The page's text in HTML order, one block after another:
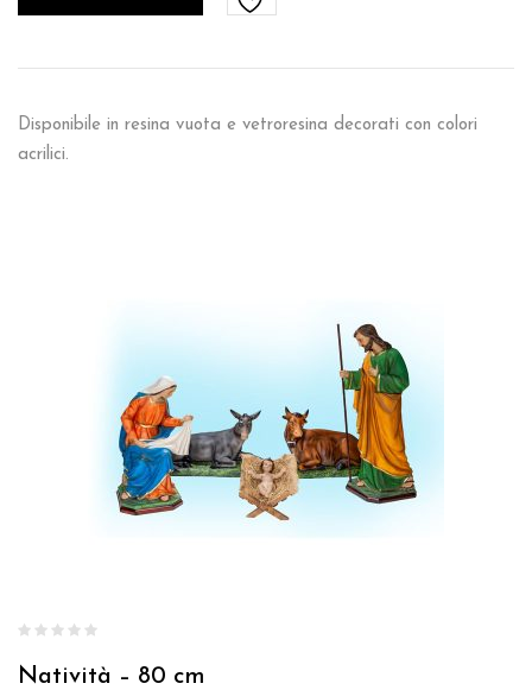
Disponibile in resina vuota e vetroresina decorati con colori
acrilici.
Natività – 80 cm